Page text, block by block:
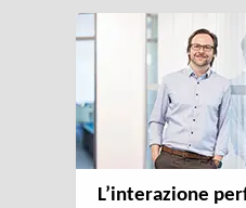
L’interazione